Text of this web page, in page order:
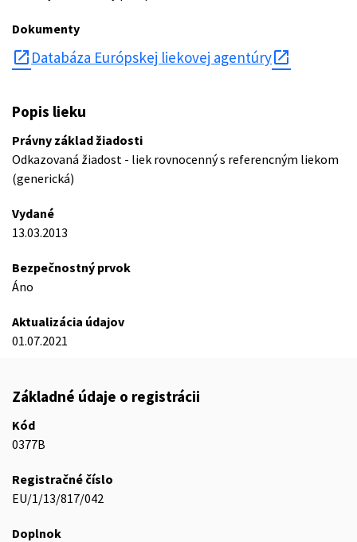
Dokumenty
open_in_new Databáza Európskej liekovej agentúry
Popis lieku
Právny základ žiadosti
Odkazovaná žiadost - liek rovnocenný s referencným liekom
(generická)
Vydané
13.03.2013
Bezpečnostný prvok
Áno
Aktualizácia údajov
01.07.2021
Základné údaje o registrácii
Kód
0377B
Registračné číslo
EU/1/13/817/042
Doplnok